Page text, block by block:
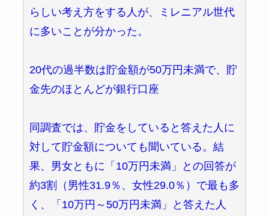
らしい考え方をする人が、ミレニアル世代
に多いことが分かった。
20代の過半数は貯金額が50万円未満で、貯
金先のほとんどが銀行口座
同調査では、貯金をしていると答えた人に
対して貯金額についても聞いている。結
果、男女ともに「10万円未満」との回答が
約3割（男性31.9％、女性29.0％）で最も多
く、「10万円～50万円未満」と答えた人